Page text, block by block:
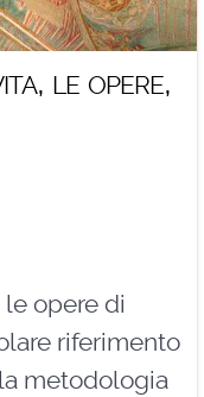
le opere,
opere di
riferimento
metodologia